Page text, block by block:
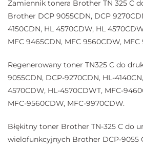
Zamiennik tonera Brother TN 325 C
Brother DCP 9055CDN, DCP
4150CDN, HL 4570CDW, HL
MFC 9465CDN, MFC 9560CDW, MFC
Regenerowany toner TN325 C do
9055CDN, DCP-9270CDN, HL-
4570CDW, HL-4570CDWT, MFC-
MFC-9560CDW, MFC-9970CDW.
Błękitny toner Brother TN-325 C do
wielofunkcyjnych Brother DCP-9055